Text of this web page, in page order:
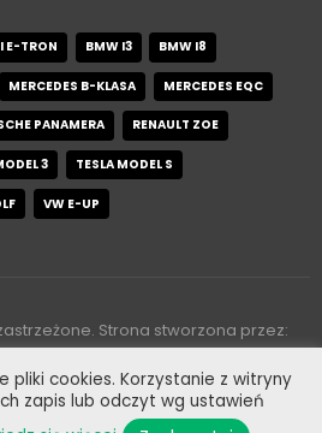
E-TRON BMW I3 BMW I8
MERCEDES B-KLASA MERCEDES EQC
PANAMERA RENAULT ZOE
3 TESLA MODEL S
VW E-UP
Strona stworzona przez:
pliki cookies. Korzystanie z witryny
zapis lub odczyt wg ustawień